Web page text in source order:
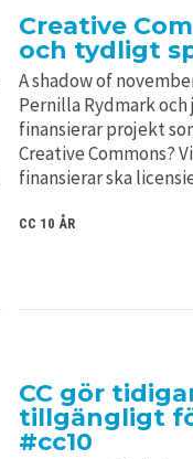
Creative
och tydligt
A shadow of
Pernilla Rydmark
finansierar projekt
Creative Commons?
finansierar ska
CC 10 ÅR
CC gör
tillgängligt
#cc10